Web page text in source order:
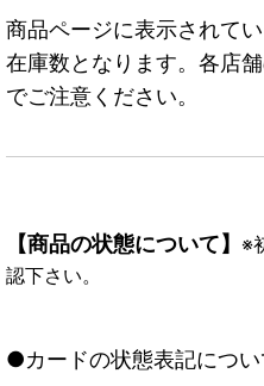
商品ページに表示されて
在庫数となります。各店
でご注意ください。
【商品の状態について】 ※
認下さい。
●カードの状態表記につ